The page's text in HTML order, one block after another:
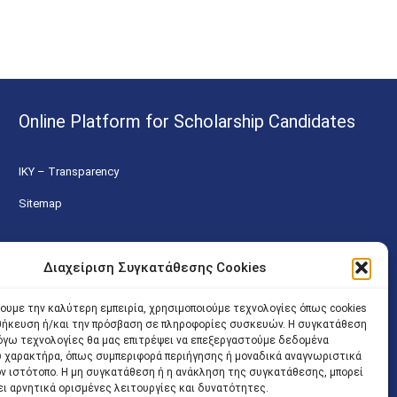
Διαχείριση Συγκατάθεσης Cookies
την καλύτερη εμπειρία, χρησιμοποιούμε τεχνολογίες όπως cookies
ή/και την πρόσβαση σε πληροφορίες συσκευών. Η συγκατάθεση
τεχνολογίες θα μας επιτρέψει να επεξεργαστούμε δεδομένα
όπως συμπεριφορά περιήγησης ή μοναδικά αναγνωριστικά
ιστότοπο. Η μη συγκατάθεση ή η ανάκληση της συγκατάθεσης, μπορεί
αρνητικά ορισμένες λειτουργίες και δυνατότητες.
Online Platform for Scholarship Candidates
IKY – Transparency
Sitemap